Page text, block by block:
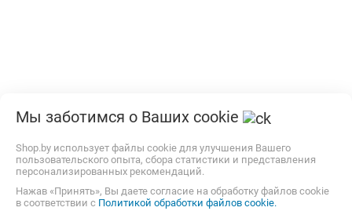
Мы заботимся о Ваших cookie
Shop.by использует файлы cookie для улучшения Вашего
пользовательского опыта, сбора статистики и представления
персонализированных рекомендаций.
Нажав «Принять», Вы даете согласие на обработку файлов cookie
в соответствии с Политикой обработки файлов cookie.